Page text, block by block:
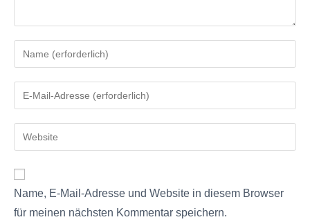
Name, E-Mail-Adresse und Website in diesem Browser
für meinen nächsten Kommentar speichern.